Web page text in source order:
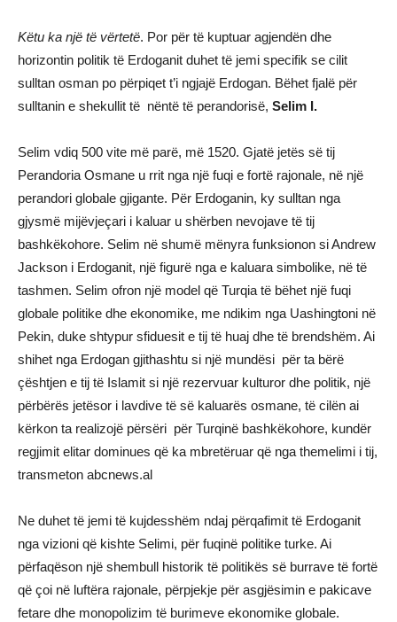
Këtu ka një të vërtetë. Por për të kuptuar agjendën dhe
horizontin politik të Erdoganit duhet të jemi specifik se cilit
sulltan osman po përpiqet t’i ngjajë Erdogan. Bëhet fjalë për
sulltanin e shekullit të nëntë të perandorisë, Selim I.
Selim vdiq 500 vite më parë, më 1520. Gjatë jetës së tij
Perandoria Osmane u rrit nga një fuqi e fortë rajonale, në një
perandori globale gjigante. Për Erdoganin, ky sulltan nga
gjysmë mijëvjeçari i kaluar u shërben nevojave të tij
bashkëkohore. Selim në shumë mënyra funksionon si Andrew
Jackson i Erdoganit, një figurë nga e kaluara simbolike, në të
tashmen. Selim ofron një model që Turqia të bëhet një fuqi
globale politike dhe ekonomike, me ndikim nga Uashingtoni në
Pekin, duke shtypur sfiduesit e tij të huaj dhe të brendshëm. Ai
shihet nga Erdogan gjithashtu si një mundësi për ta bërë
çështjen e tij të Islamit si një rezervuar kulturor dhe politik, një
përbërës jetësor i lavdive të së kaluarës osmane, të cilën ai
kërkon ta realizojë përsëri për Turqinë bashkëkohore, kundër
regjimit elitar dominues që ka mbretëruar që nga themelimi i tij,
transmeton abcnews.al
Ne duhet të jemi të kujdesshëm ndaj përqafimit të Erdoganit
nga vizioni që kishte Selimi, për fuqinë politike turke. Ai
përfaqëson një shembull historik të politikës së burrave të fortë
që çoi në luftëra rajonale, përpjekje për asgjësimin e pakicave
fetare dhe monopolizim të burimeve ekonomike globale.